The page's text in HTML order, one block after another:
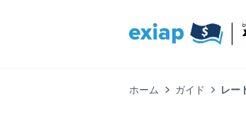
ホーム ガイド レー